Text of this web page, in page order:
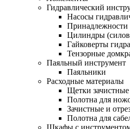
Гидравлический
Насосы
Принадлежности
Цилиндры
Гайковерты
Тензорные
Паяльный инструмент
Паяльники
Расходные материалы
Щетки зачистные
Полотна для
Зачистные и
Полотна для